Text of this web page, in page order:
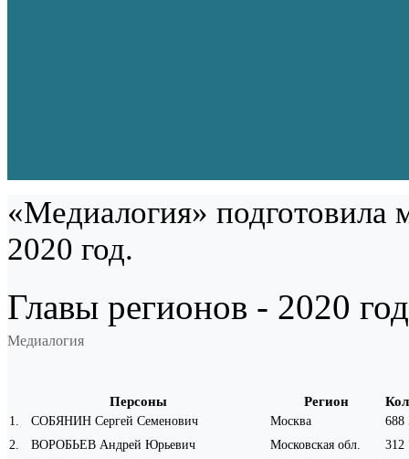
«Медиалогия» подготовила
2020 год.
Главы регионов - 2020 год
Медиалогия
Персоны Регион
1 СОБЯНИН Сергей Семенович Москва
688
2
ВОРОБЬЕВ Андрей Юрьевич Московская обл.
312